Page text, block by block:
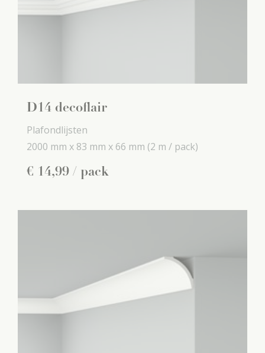
D14 decoflair
Plafondlijsten
2000 mm x 83 mm x 66 mm (2 m / pack)
€ 14,99 / pack